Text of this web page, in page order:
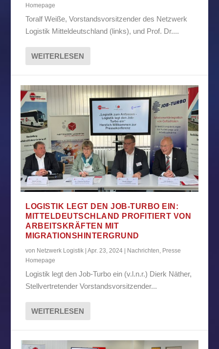
Homepage
Toralf Weiße, Vorstandsvorsitzender des Netzwerk
Logistik Mitteldeutschland (links), und Prof. Dr....
WEITERLESEN
LOGISTIK LEGT DEN JOB-TURBO EIN:
MITTELDEUTSCHLAND PROFITIERT VON
ARBEITSKRÄFTEN MIT
MIGRATIONSHINTERGRUND
von Netzwerk Logistik |Apr. 23, 2024 Nachrichten, Presse
Homepage
Logistik legt den Job-Turbo ein (v.l.n.r.) Dierk Näther,
Stellvertretender Vorstandsvorsitzender...
WEITERLESEN